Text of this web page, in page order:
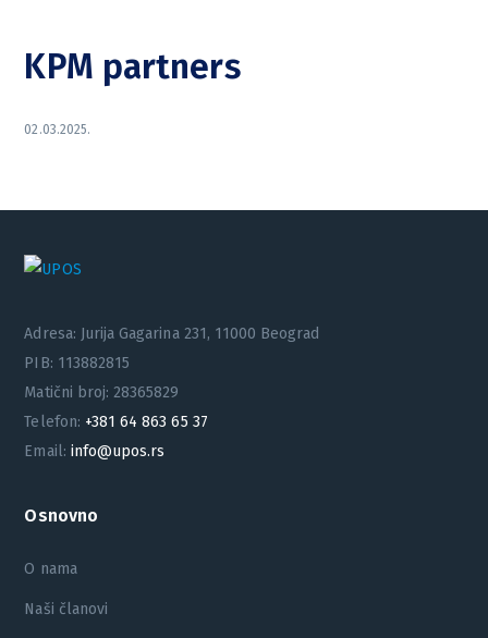
KPM partners
02.03.2025.
Adresa: Jurija Gagarina 231, 11000 Beograd
PIB: 113882815
Matični broj: 28365829
Telefon: +381 64 863 65 37
Email: info@upos.rs
Osnovno
O nama
Naši članovi